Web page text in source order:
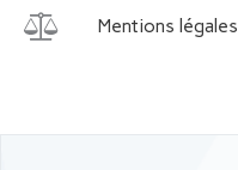
Mentions légales